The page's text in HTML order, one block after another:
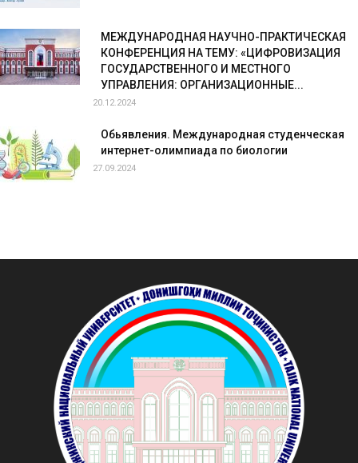
МЕЖДУНАРОДНАЯ НАУЧНО-ПРАКТИЧЕСКАЯ
КОНФЕРЕНЦИЯ НА ТЕМУ: «ЦИФРОВИЗАЦИЯ
ГОСУДАРСТВЕННОГО И МЕСТНОГО
УПРАВЛЕНИЯ: ОРГАНИЗАЦИОННЫЕ...
20.12.2024
Обьявления. Международная студенческая
интернет-олимпиада по биологии
27.09.2024